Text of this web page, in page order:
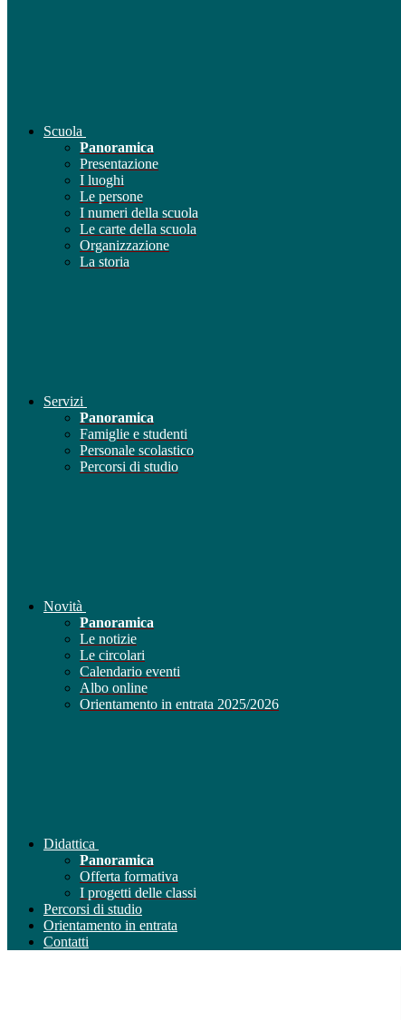
Scuola
Panoramica
Presentazione
I luoghi
Le persone
I numeri della scuola
Le carte della scuola
Organizzazione
La storia
Servizi
Panoramica
Famiglie e studenti
Personale scolastico
Percorsi di studio
Novità
Panoramica
Le notizie
Le circolari
Calendario eventi
Albo online
Orientamento in entrata 2025/2026
Didattica
Panoramica
Offerta formativa
I progetti delle classi
Percorsi di studio
Orientamento in entrata
Contatti